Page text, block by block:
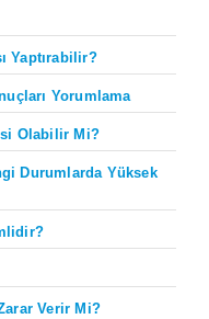
Yaptırabilir?
Yorumlama
Olabilir Mi?
Durumlarda Yüksek
Verir Mi?